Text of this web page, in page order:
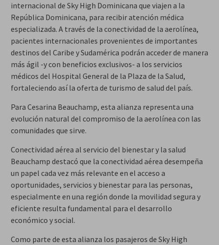
internacional de Sky High Dominicana que viajen a la
República Dominicana, para recibir atención médica
especializada. A través de la conectividad de la aerolínea,
pacientes internacionales provenientes de importantes
destinos del Caribe y Sudamérica podrán acceder de manera
más ágil -y con beneficios exclusivos- a los servicios
médicos del Hospital General de la Plaza de la Salud,
fortaleciendo así la oferta de turismo de salud del país.
Para Cesarina Beauchamp, esta alianza representa una
evolución natural del compromiso de la aerolínea con las
comunidades que sirve.
Conectividad aérea al servicio del bienestar y la salud
Beauchamp destacó que la conectividad aérea desempeña
un papel cada vez más relevante en el acceso a
oportunidades, servicios y bienestar para las personas,
especialmente en una región donde la movilidad segura y
eficiente resulta fundamental para el desarrollo
económico y social.
Como parte de esta alianza los pasajeros de Sky High